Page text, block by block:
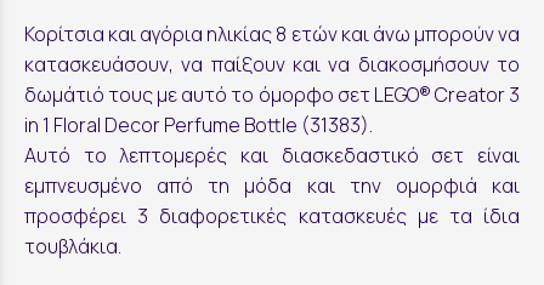
Κορίτσια και αγόρια ηλικίας 8 ετών και άνω μπορούν να
κατασκευάσουν, να παίξουν και να διακοσμήσουν το
δωμάτιό τους με αυτό το όμορφο σετ LEGO® Creator 3
in 1 Floral Decor Perfume Bottle (31383).
Αυτό το λεπτομερές και διασκεδαστικό σετ είναι
εμπνευσμένο από τη μόδα και την ομορφιά και
προσφέρει 3 διαφορετικές κατασκευές με τα ίδια
τουβλάκια.